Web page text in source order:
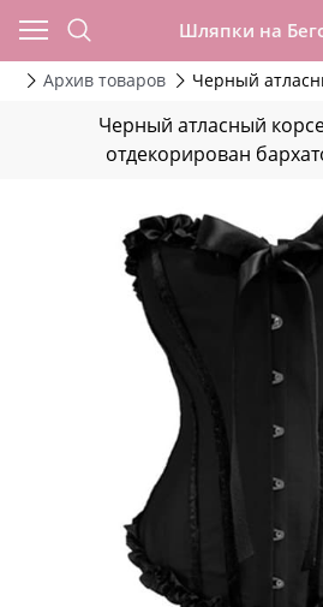
Шляпки на
Архив товаров Черный
Черный атласный
отдекорирован